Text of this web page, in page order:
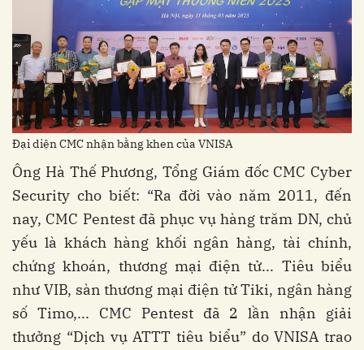
Đại diện CMC nhận bằng khen của VNISA
Ông Hà Thế Phương, Tổng Giám đốc CMC Cyber
Security cho biết: “Ra đời vào năm 2011, đến
nay, CMC Pentest đã phục vụ hàng trăm DN, chủ
yếu là khách hàng khối ngân hàng, tài chính,
chứng khoán, thương mại điện tử... Tiêu biểu
như VIB, sàn thương mại điện tử Tiki, ngân hàng
số Timo,... CMC Pentest đã 2 lần nhận giải
thưởng “Dịch vụ ATTT tiêu biểu” do VNISA trao